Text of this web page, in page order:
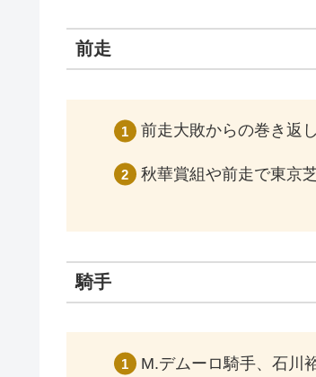
前走
前走大敗からの巻き返
秋華賞組や前走で東京
騎手
M.デムーロ騎手、石川